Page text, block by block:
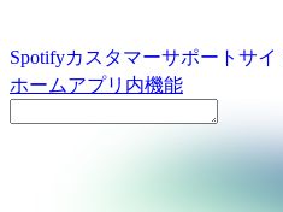
Spotifyカスタマーサポートサイ
ホームアプリ内機能